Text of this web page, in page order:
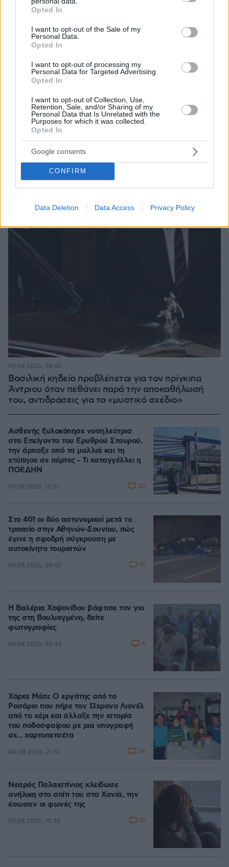
grant or deny consent to Google and its third-party tags to
use your data for below specified purposes in below Google
consent section.
Opted In
I want to opt-out of the Sale of my
Personal Data.
Opted In
I want to opt-out of processing my
Personal Data for Targeted Advertising.
Opted In
I want to opt-out of Collection, Use,
Retention, Sale, and/or Sharing of my
Personal Data that Is Unrelated with the
Purposes for which it was collected.
Opted In
Google consents
CONFIRM
Data Deletion Data Access Privacy Policy
Χωρίς ναυαγοσώστη ήταν το beach bar στην Πάρο
όταν πνίγηκε ο 4χρονος, έρευνα για την άδεια της
πισίνας: Το χρονικό της τραγωδίας
09.08.2026, 09:28
Βασιλική κηδεία προβλέπεται για τον πρίγκιπα
Άντριου όταν πεθάνει παρά την αποκαθήλωσή
του, αντιδράσεις για το «μυστικό σχέδιο»
09.08.2026, 08:01
Ασθενής ξυλοκόπησε νοσηλεύτρια
στα Επείγοντα του Ερυθρού Σταυρού,
την άρπαξε από τα μαλλιά και τη
χτύπησε σε πόρτες - Τι καταγγέλλει η
ΠΟΕΔΗΝ
09.08.2026, 10:51 25
Στο 401 οι δύο αστυνομικοί μετά το
τροχαίο στην Αθηνών-Σουνίου, πώς
έγινε η σφοδρή σύγκρουση με
αυτοκίνητο τουριστών
09.08.2026, 08:55 71
Η Βαλέρια Χοψονίδου βάφτισε τον γιο
της στη Βουλιαγμένη, δείτε
φωτογραφίες
09.08.2026, 09:44 4
Χόρχε Μέσι: Ο εργάτης από το
Ροσάριο που πήρε τον 13χρονο Λιονέλ
από το χέρι και άλλαξε την ιστορία
του ποδοσφαίρου με μια υπογραφή
σε... χαρτοπετσέτα
08.08.2026, 21:43 34
Νεαρός Παλαιστίνιος κλείδωσε
ανήλικη στο σπίτι του στα Χανιά, την
έσωσαν οι φωνές της
09.08.2026, 10:38 17